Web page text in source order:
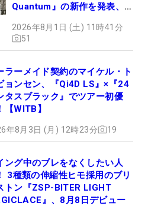
Quantum』の新作を発表、8
2026年8月1日 (土) 11時41分
51
ラーメイド契約のマイケル・ト
ョンセン、『Qi4D LS』×『24
タスブラック』でツアー初優
【WITB】
年8月3日 (月) 12時23分 19
ング中のブレをなくしたい人
3種類の伸縮性ヒモ採用のブリ
トン『ZSP-BITER LIGHT
』、8月8日デビュー